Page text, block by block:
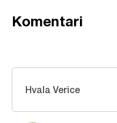
Komentari
Hvala Verice